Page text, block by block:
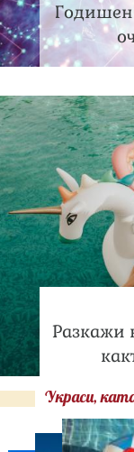
Годишен
Разкажи
Украси,